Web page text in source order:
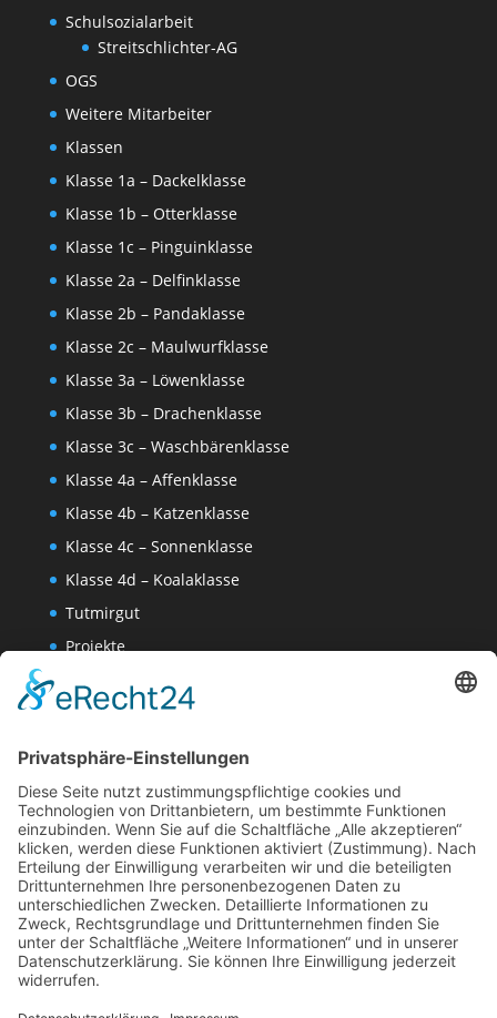
Schulsozialarbeit
Streitschlichter-AG
OGS
Weitere Mitarbeiter
Klassen
Klasse 1a – Dackelklasse
Klasse 1b – Otterklasse
Klasse 1c – Pinguinklasse
Klasse 2a – Delfinklasse
Klasse 2b – Pandaklasse
Klasse 2c – Maulwurfklasse
Klasse 3a – Löwenklasse
Klasse 3b – Drachenklasse
Klasse 3c – Waschbärenklasse
Klasse 4a – Affenklasse
Klasse 4b – Katzenklasse
Klasse 4c – Sonnenklasse
Klasse 4d – Koalaklasse
Tutmirgut
Projekte
Wissenschaften-AG
Datenschutzerklärung
Website Administration